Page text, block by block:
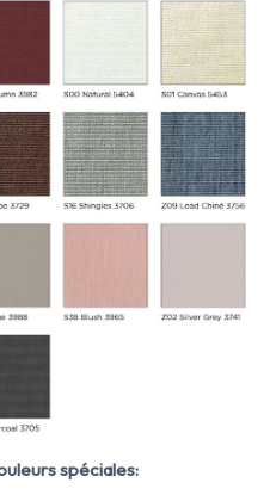
spéciales: